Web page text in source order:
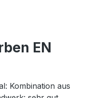
EN
Kombination aus